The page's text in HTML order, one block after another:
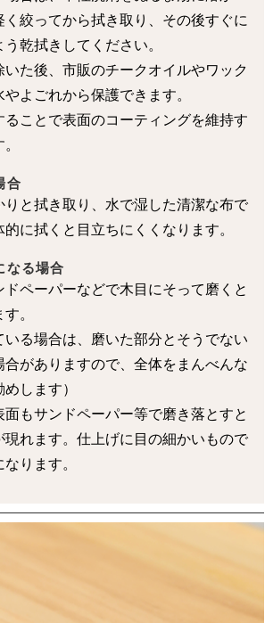
く絞ってから拭き取り、その後すぐに
乾拭きしてください。
いた後、市販のチークオイルやワック
よごれから保護できます。
ることで表面のコーティングを維持す
合
りと拭き取り、水で湿した清潔な布で
に拭くと目立ちにくくなります。
なる場合
ドペーパーなどで木目にそって磨くと
。
いる場合は、磨いた部分とそうでない
合がありますので、全体をまんべんな
します）
面もサンドペーパー等で磨き落とすと
現れます。仕上げに目の細かいもので
ります。